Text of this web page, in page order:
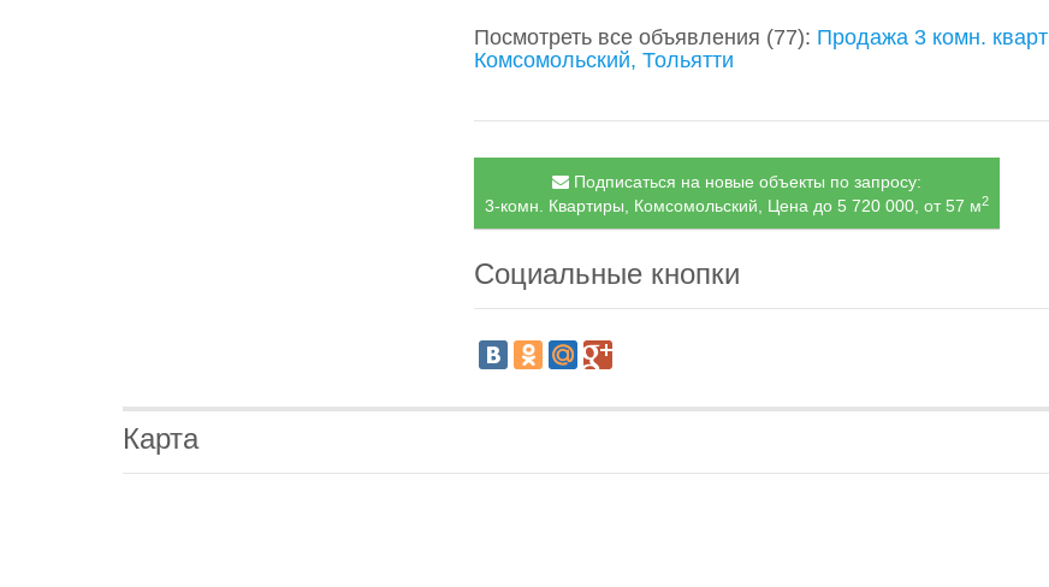
Посмотреть все объявления (77): Продажа 3 комн.
Комсомольский, Тольятти
Подписаться на новые объекты по запросу:
3-комн. Квартиры, Комсомольский, Цена до 5 720 000, от 57 м2
Социальные кнопки
Карта